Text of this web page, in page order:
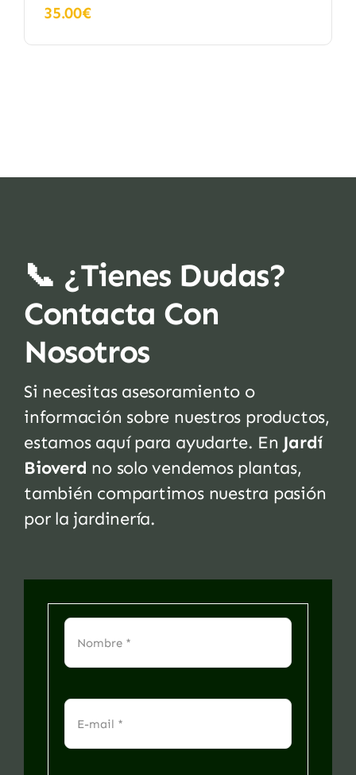
35.00€
📞 ¿Tienes Dudas?
Contacta Con
Nosotros
Si necesitas asesoramiento o
información sobre nuestros productos,
estamos aquí para ayudarte. En Jardí
Bioverd no solo vendemos plantas,
también compartimos nuestra pasión
por la jardinería.